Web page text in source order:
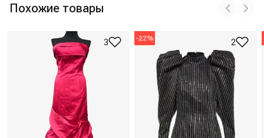
Похожие товары
3 -22% 2